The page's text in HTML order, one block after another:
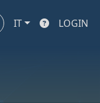
IT LOGIN